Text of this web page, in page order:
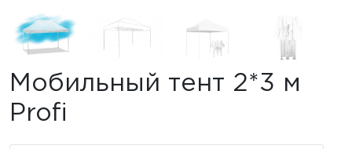
Мобильный тент 2*3 м
Profi